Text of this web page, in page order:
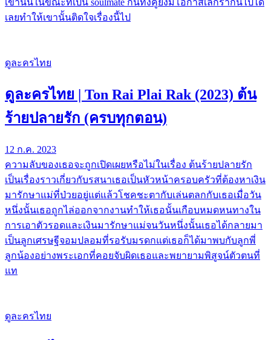
เขานั้นในขณะที่เป็น soulmate กันทั้งคู่ยังมีโอกาสเลิกรากันไปได้
เลยทำให้เขานั้นติดใจเรื่องนี้ไป
ดูละครไทย
ดูละครไทย | Ton Rai Plai Rak (2023) ต้น
ร้ายปลายรัก (ครบทุกตอน)
12 ก.ค. 2023
ความลับของเธอจะถูกเปิดเผยหรือไม่ในเรื่อง ต้นร้ายปลายรัก
เป็นเรื่องราวเกี่ยวกับรสนาเธอเป็นหัวหน้าครอบครัวที่ต้องหาเงิน
มารักษาแม่ที่ป่วยอยู่แต่แล้วโชคชะตากับเล่นตลกกับเธอเมื่อวัน
หนึ่งนั้นเธอถูกไล่ออกจากงานทำให้เธอนั้นเกือบหมดหนทางใน
การเอาตัวรอดและเงินมารักษาแม่จนวันหนึ่งนั้นเธอได้กลายมา
เป็นลูกเศรษฐีจอมปลอมที่รอรับมรดกแต่เธอก็ได้มาพบกับลูกพี่
ลูกน้องอย่างพระเอกที่คอยจับผิดเธอและพยายามพิสูจน์ตัวตนที่
แท
ดูละครไทย